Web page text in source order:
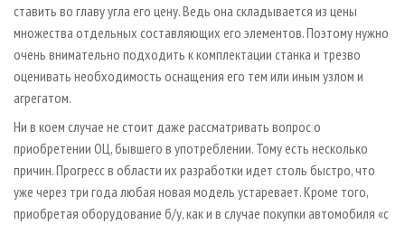
ставить во главу угла его цену. Ведь она складывается из цены
множества отдельных составляющих его элементов. Поэтому нужно
очень внимательно подходить к комплектации станка и трезво
оценивать необходимость оснащения его тем или иным узлом и
агрегатом.
Ни в коем случае не стоит даже рассматривать вопрос о
приобретении ОЦ, бывшего в употреблении. Тому есть несколько
причин. Прогресс в области их разработки идет столь быстро, что
уже через три года любая новая модель устаревает. Кроме того,
приобретая оборудование б/у, как и в случае покупки автомобиля «с